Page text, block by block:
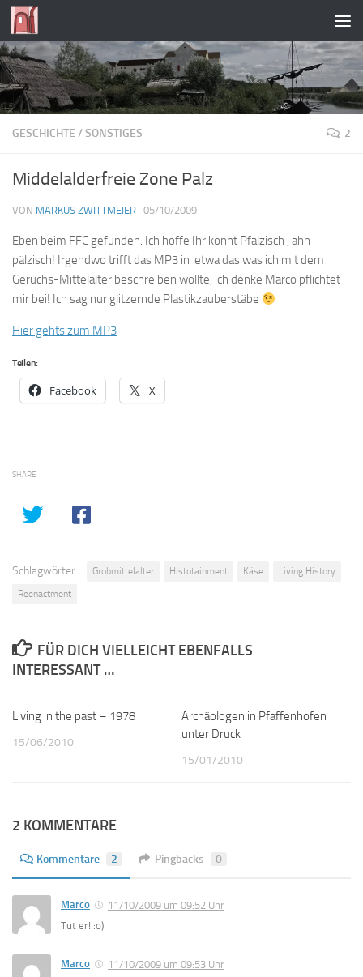
Zum Inhalt springen
GESCHICHTE /SONSTIGES 2
Middelalderfreie Zone Palz
VON MARKUS ZWITTMEIER · 05/10/2009
Eben beim FFC gefunden. Ich hoffe Ihr könnt Pfälzisch , ähh
pälzisch! Irgendwo trifft das MP3 in etwa das was ich mit dem
Geruchs-Mittelalter beschreiben wollte, ich denke Marco pflichtet
mir bei! Ich sag nur glitzernde Plastikzauberstäbe
Hier gehts zum MP3
Teilen:
Facebook X
SHARE
Schlagwörter: Grobmittelalter Histotainment Käse
Living History
Reenactment
FÜR DICH VIELLEICHT EBENFALLS
INTERESSANT …
Living in the past – 1978
15/06/2010
Archäologen in Pfaffenhofen
unter Druck
15/01/2010
2 KOMMENTARE
Kommentare 2 Pingbacks 0
Marco
11/10/2009 um 09:52 Uhr
Tut er! :o)
Marco
11/10/2009 um 09:53 Uhr